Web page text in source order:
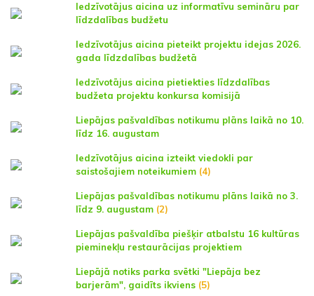
Iedzīvotājus aicina uz informatīvu semināru par
līdzdalības budžetu
Iedzīvotājus aicina pieteikt projektu idejas 2026.
gada līdzdalības budžetā
Iedzīvotājus aicina pietiekties līdzdalības
budžeta projektu konkursa komisijā
Liepājas pašvaldības notikumu plāns laikā no 10.
līdz 16. augustam
Iedzīvotājus aicina izteikt viedokli par
saistošajiem noteikumiem (4)
Liepājas pašvaldības notikumu plāns laikā no 3.
līdz 9. augustam (2)
Liepājas pašvaldība piešķir atbalstu 16 kultūras
pieminekļu restaurācijas projektiem
Liepājā notiks parka svētki "Liepāja bez
barjerām", gaidīts ikviens (5)